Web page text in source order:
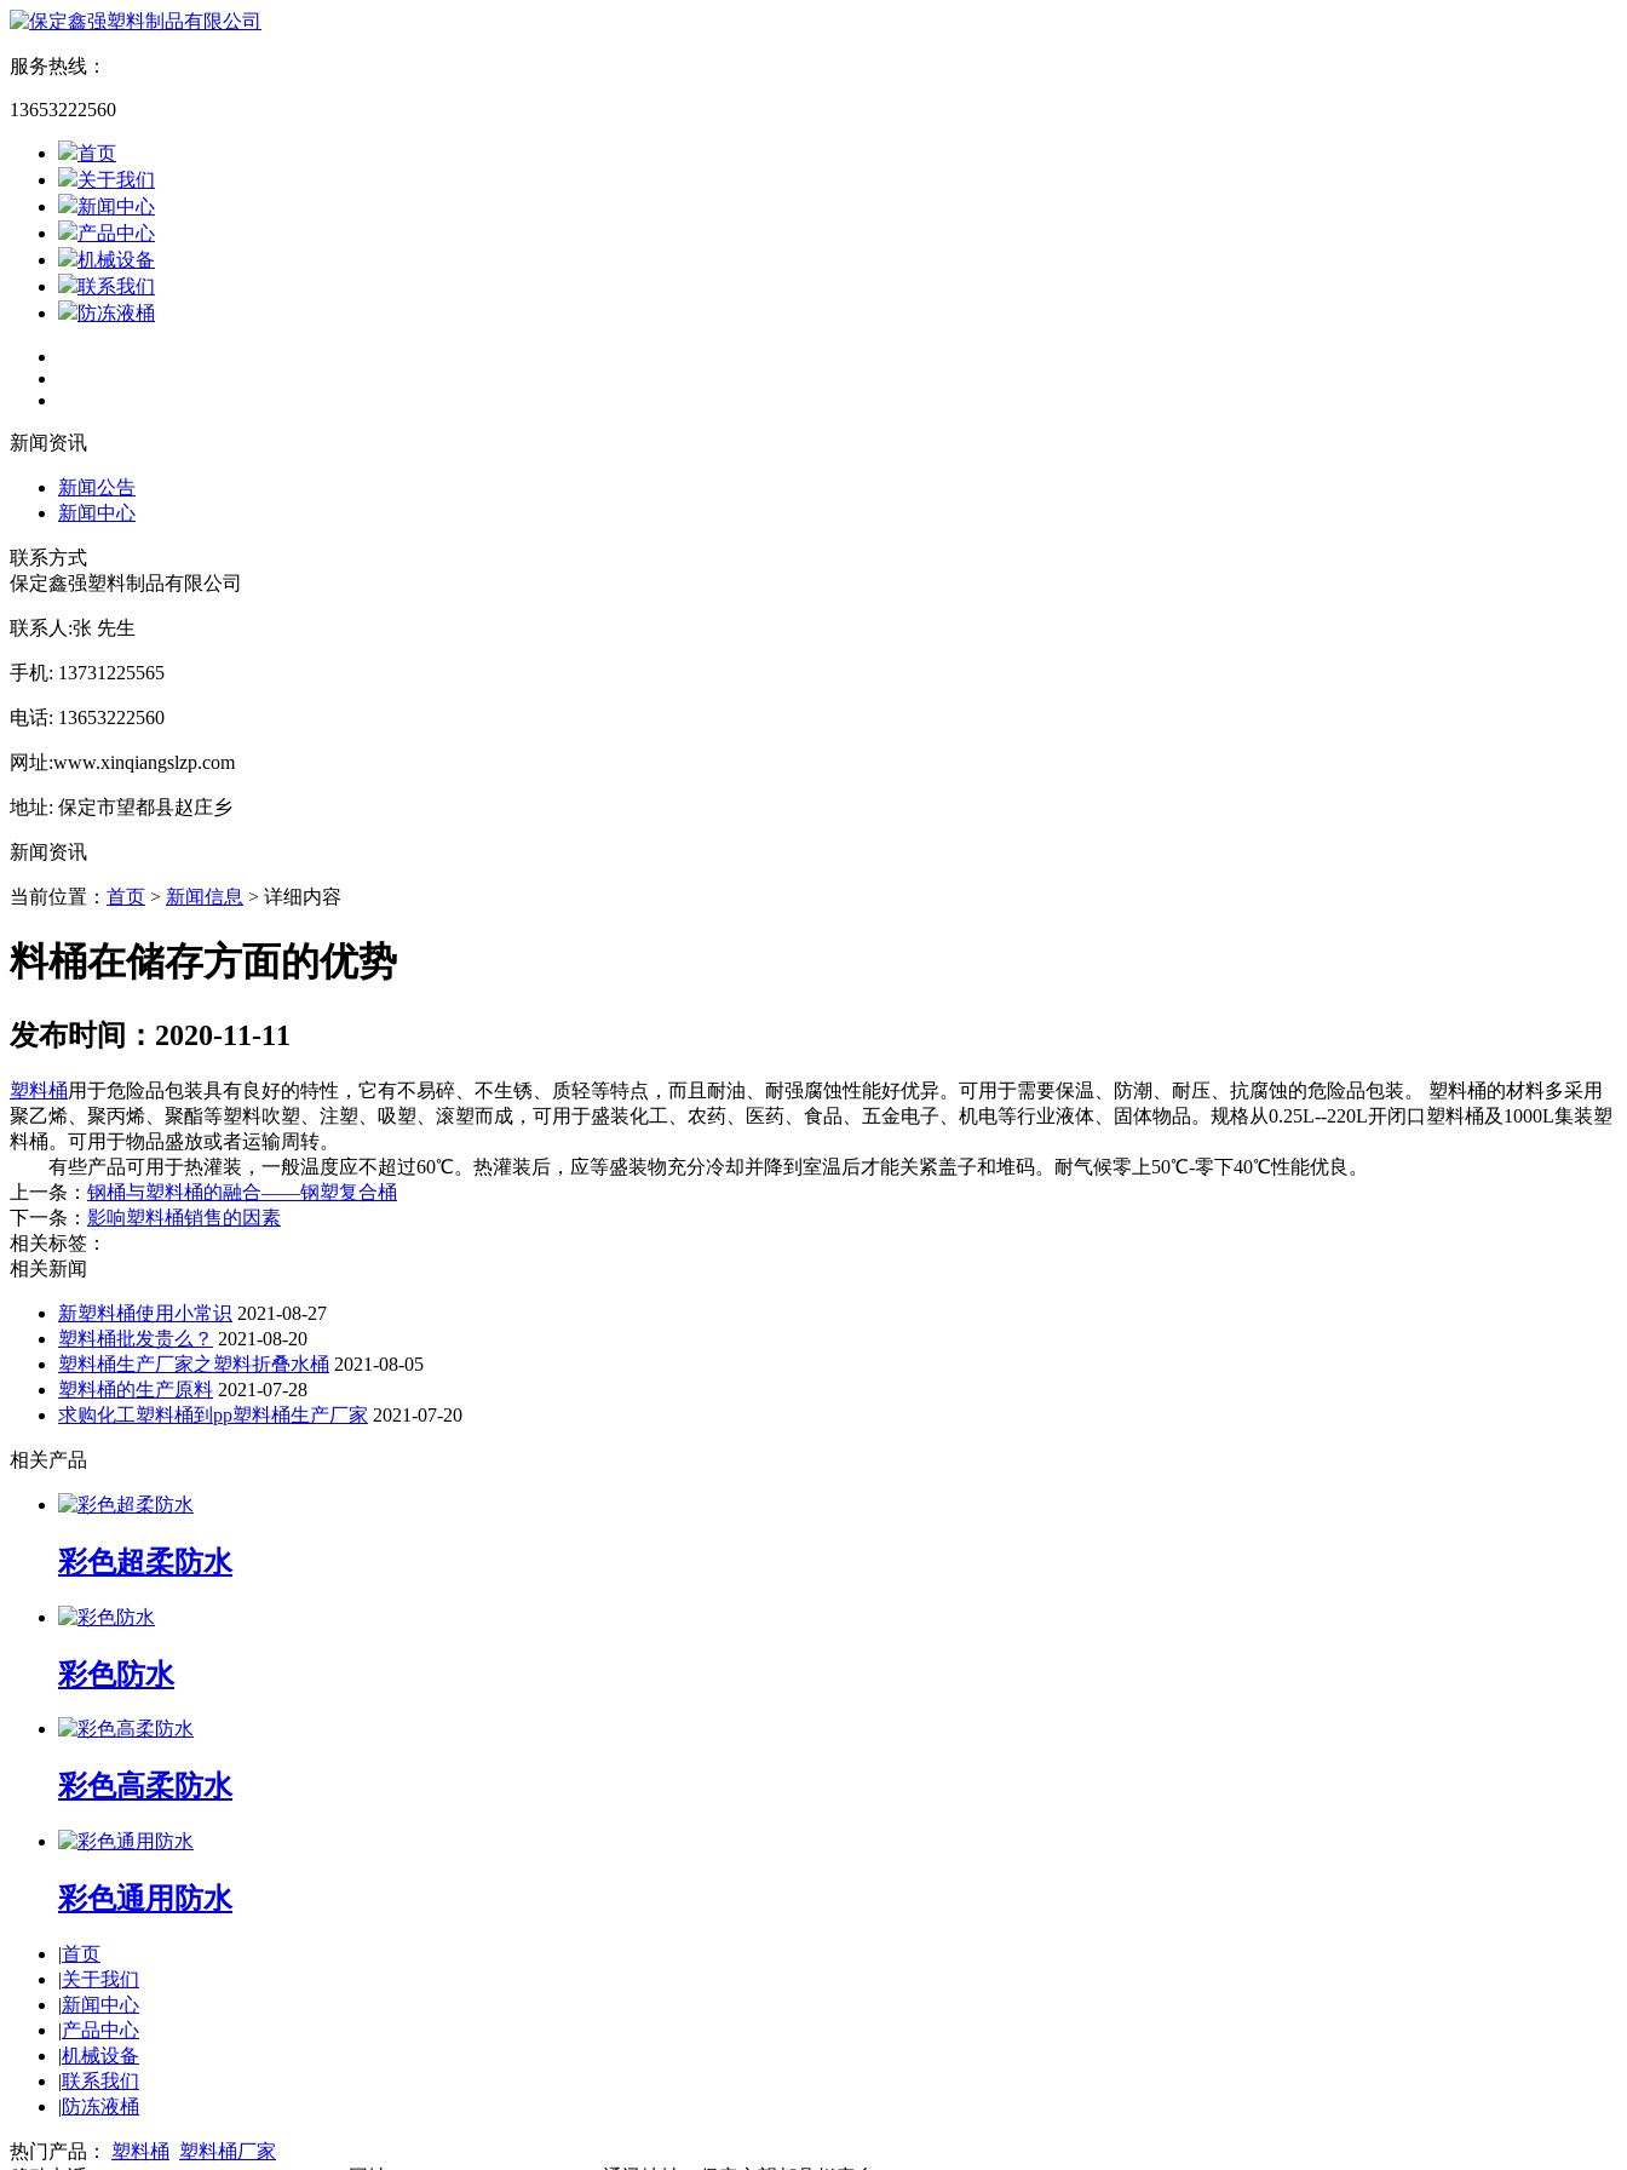
服务热线：
13653222560
首页
关于我们
新闻中心
产品中心
机械设备
联系我们
防冻液桶
新闻资讯
新闻公告
新闻中心
联系方式
保定鑫强塑料制品有限公司
联系人:张 先生
手机: 13731225565
电话: 13653222560
网址:www.xinqiangslzp.com
地址: 保定市望都县赵庄乡
新闻资讯
当前位置： 首页 > 新闻信息 > 详细内容
料桶在储存方面的优势
发布时间：2020-11-11
塑料桶用于危险品包装具有良好的特性，它有不易碎、不生锈、质轻等特点，而且耐油、耐强腐蚀性能好优异。可用于需要保温、防潮、耐压、抗腐蚀的危险品包装。 塑料桶的材料多采用
聚乙烯、聚丙烯、聚酯等塑料吹塑、注塑、吸塑、滚塑而成，可用于盛装化工、农药、医药、食品、五金电子、机电等行业液体、固体物品。规格从0.25L--220L开闭口塑料桶及1000L集装塑
料桶。可用于物品盛放或者运输周转。
有些产品可用于热灌装，一般温度应不超过60℃。热灌装后，应等盛装物充分冷却并降到室温后才能关紧盖子和堆码。耐气候零上50℃-零下40℃性能优良。
上一条： 钢桶与塑料桶的融合——钢塑复合桶
下一条： 影响塑料桶销售的因素
相关标签：
相关新闻
新塑料桶使用小常识 2021-08-27
塑料桶批发贵么？ 2021-08-20
塑料桶生产厂家之塑料折叠水桶 2021-08-05
塑料桶的生产原料 2021-07-28
求购化工塑料桶到pp塑料桶生产厂家 2021-07-20
相关产品
彩色超柔防水
彩色防水
彩色高柔防水
彩色通用防水
|首页
|关于我们
|新闻中心
|产品中心
|机械设备
|联系我们
|防冻液桶
热门产品： 塑料桶 塑料桶厂家